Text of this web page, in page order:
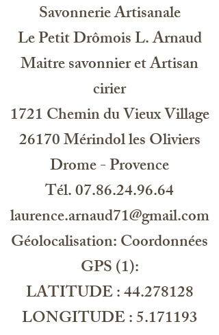
propylene glycol, benzyl acohol,
magnesium nitrate, octadecyl, di-t-
buty-4hydoxyhydrocinnamate,
magnesium chloride,
methylisathiezalinone, glycerin,
parfum, limonene, citral, citronellol
HU 122
Savonnerie Artisanale
Le Petit Drômois L. Arnaud
Maitre savonnier et Artisan
cirier
1721 Chemin du Vieux Village
26170 Mérindol les Oliviers
Drome - Provence
Tél. 07.86.24.96.64
laurence.arnaud71@gmail.com
Géolocalisation: Coordonnées
GPS (1):
LATITUDE : 44.278128
LONGITUDE : 5.171193